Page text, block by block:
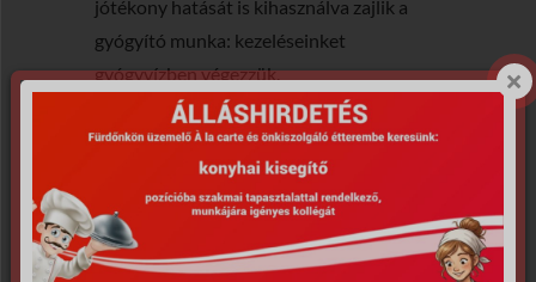
jótékony hatását is kihasználva zajlik a
gyógyító munka: kezeléseinket
gyógyvízben végezzük.
Gyógyvíz összetétel
Gyógyvizünk gyógyító hatást fejt ki a
következő betegségek esetén